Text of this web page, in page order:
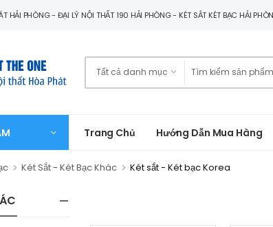
HẢI PHÒNG - ĐẠI LÝ NỘI THẤT 190 HẢI PHÒNG - KÉT SẮT KÉT BẠC HẢI
Trang Chủ Hướng Dẫn Mua Hàng
Két Sắt - Két Bạc Khác Két sắt - Két bạc Korea